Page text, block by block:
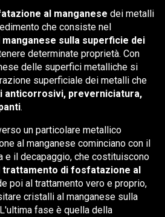
al manganese dei metalli
che consiste nel
sulla superficie dei
determinate proprietà. Con
delle superfici metalliche si
superficiale dei metalli che
anticorrosivi, preverniciatura,
.
un particolare metallico
al manganese cominciano con il
e il decapaggio, che costituiscono
trattamento di fosfatazione al
poi al trattamento vero e proprio,
cristalli al manganese sulla
fase è quella della